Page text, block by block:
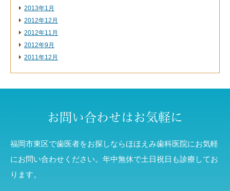
2013年1月
2012年12月
2012年11月
2012年9月
2011年12月
お問い合わせはお気軽に
福岡市東区で歯医者をお探しならほほえみ歯科医院にお気軽
にお問い合わせください。年中無休で土日祝日も診療してお
ります。